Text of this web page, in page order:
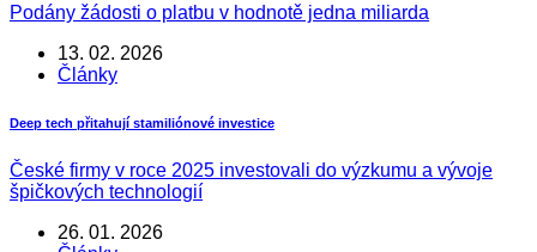
Podány žádosti o platbu v hodnotě jedna miliarda
13. 02. 2026
Články
Deep tech přitahují stamiliónové investice
České firmy v roce 2025 investovali do výzkumu a vývoje
špičkových technologií
26. 01. 2026